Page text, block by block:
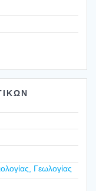
Γεωλογίας